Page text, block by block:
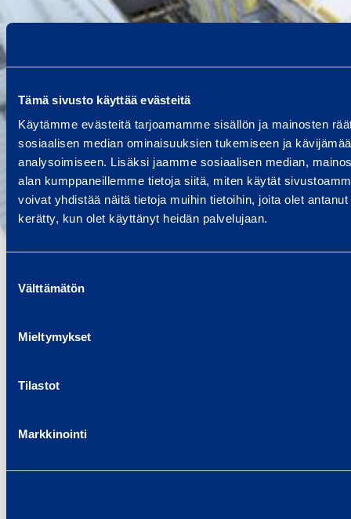
Tämä sivusto käyttää evästeitä
Käytämme evästeitä tarjoamamme sisällön ja mainosten
sosiaalisen median ominaisuuksien tukemiseen ja
analysoimiseen. Lisäksi jaamme sosiaalisen median,
alan kumppaneillemme tietoja siitä, miten käytät
voivat yhdistää näitä tietoja muihin tietoihin, joita olet
kerätty, kun olet käyttänyt heidän palvelujaan.
valinta
Välttämätön
Mieltymykset
Tilastot
Markkinointi